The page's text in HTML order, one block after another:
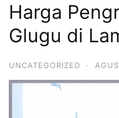
Harga
Glugu di
UNCATEGORIZED ·